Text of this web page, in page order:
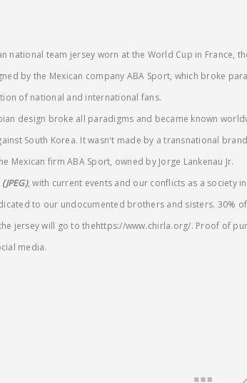
national team jersey worn at the World Cup in France,
by the Mexican company ABA Sport, which broke
of national and international fans.
design broke all paradigms and became known
South Korea. It wasn't made by a transnational
Mexican firm ABA Sport, owned by Jorge Lankenau Jr.
(JPEG), with current events and our conflicts as a society
to our undocumented brothers and sisters. 30%
jersey will go to thehttps://www.chirla.org/. Proof of
media.